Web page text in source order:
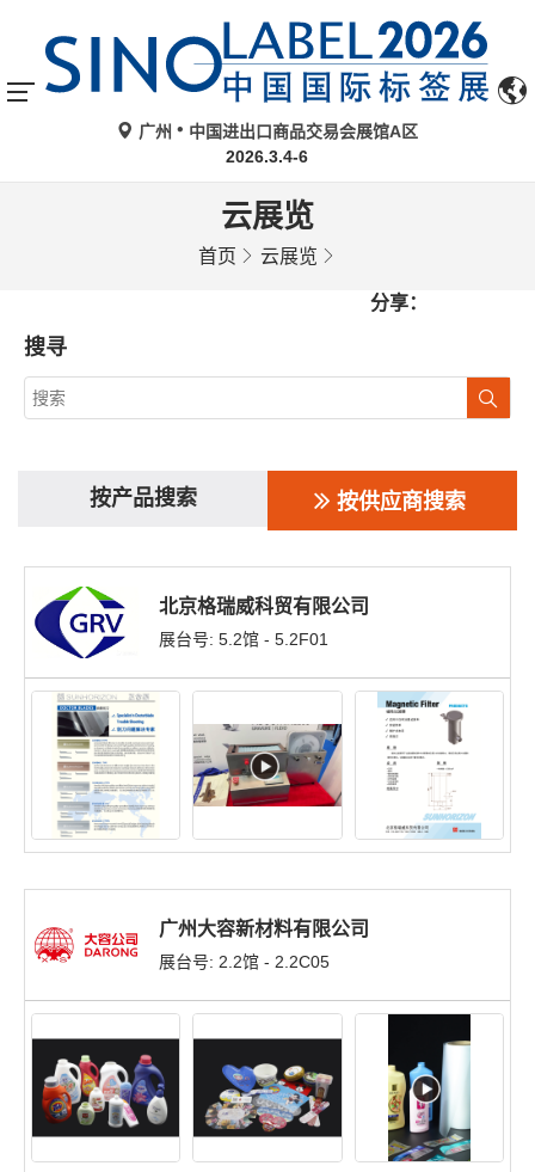
广州
中国进出口商品交易会展馆A区
2026.3.4-6
云展览
首页 云展览
分享：
搜寻
按产品搜索 按供应商搜索
北京格瑞威科贸有限公司
展台号: 5.2馆 - 5.2F01
广州大容新材料有限公司
展台号: 2.2馆 - 2.2C05